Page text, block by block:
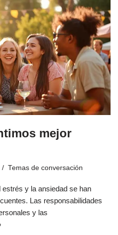
mejor
Temas de conversación
y la ansiedad se han
Las responsabilidades
y las